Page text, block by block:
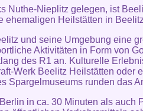
Nuthe-Nieplitz gelegen, ist
ehemaligen Heilstätten in
und seine Umgebung eine
Aktivitäten in Form von
des R1 an. Kulturelle
Werk Beelitz Heilstätten oder
Spargelmuseums runden das
in ca. 30 Minuten als auch